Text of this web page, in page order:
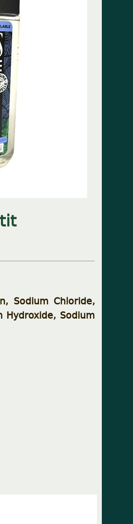
Sodium Chloride,
Hydroxide, Sodium